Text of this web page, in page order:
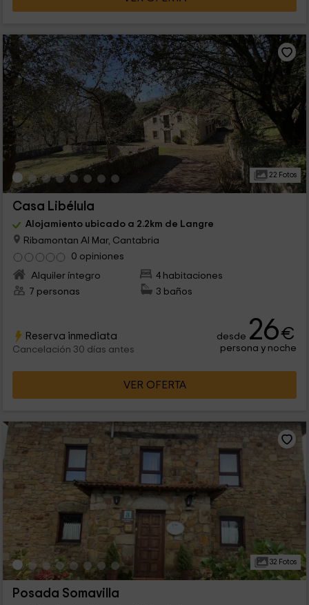
22 Fotos
Casa Libélula
Alojamiento ubicado a 2.2km de Langre
Ribamontan Al Mar, Cantabria
0 opiniones
Alquiler íntegro
4 habitaciones
7 personas
3 baños
Reserva inmediata
Cancelación 30 días antes
desde 26€
persona y noche
VER OFERTA
32 Fotos
Posada Somavilla